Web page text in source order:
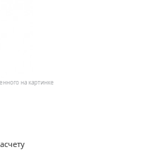
на картинке